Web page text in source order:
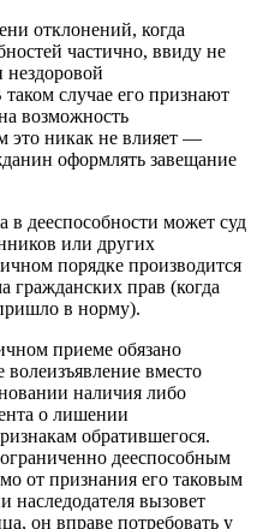
отклонений, когда
частично, ввиду не
нездоровой
случае его признают
возможность
это никак не влияет —
оформлять завещание
в дееспособности может суд
или других
порядке производится
гражданских прав (когда
в норму).
приеме обязано
вместо
наличия либо
о лишении
обратившегося.
дееспособным
от признания его таковым
наследодателя вызовет
он вправе потребовать у